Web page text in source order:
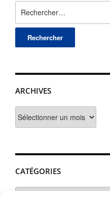
ARCHIVES
CATÉGORIES
Catégories